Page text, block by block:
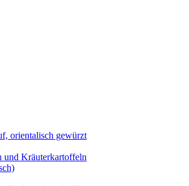
orientalisch gewürzt
und Kräuterkartoffeln